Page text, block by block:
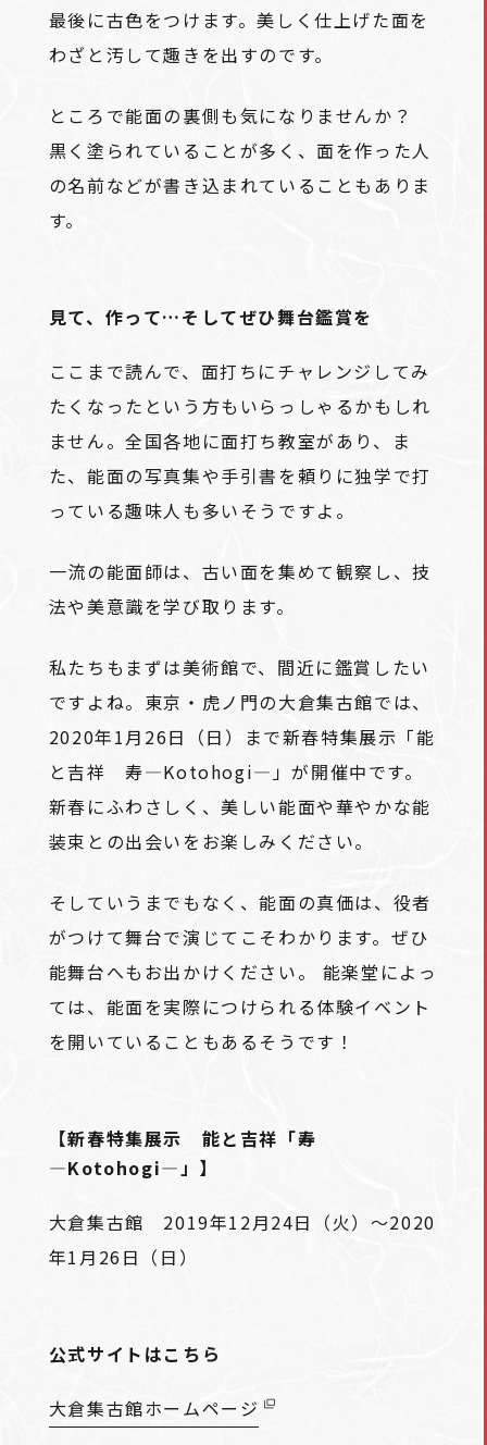
最後に古色をつけます。美しく仕上げた面を
わざと汚して趣きを出すのです。
ところで能面の裏側も気になりませんか？
黒く塗られていることが多く、面を作った人
の名前などが書き込まれていることもありま
す。
見て、作って…そしてぜひ舞台鑑賞を
ここまで読んで、面打ちにチャレンジしてみ
たくなったという方もいらっしゃるかもしれ
ません。全国各地に面打ち教室があり、ま
た、能面の写真集や手引書を頼りに独学で打
っている趣味人も多いそうですよ。
一流の能面師は、古い面を集めて観察し、技
法や美意識を学び取ります。
私たちもまずは美術館で、間近に鑑賞したい
ですよね。東京・虎ノ門の大倉集古館では、
2020年1月26日（日）まで新春特集展示「能
と吉祥 寿―Kotohogi―」が開催中です。
新春にふわさしく、美しい能面や華やかな能
装束との出会いをお楽しみください。
そしていうまでもなく、能面の真価は、役者
がつけて舞台で演じてこそわかります。ぜひ
能舞台へもお出かけください。 能楽堂によっ
ては、能面を実際につけられる体験イベント
を開いていることもあるそうです！
【新春特集展示 能と吉祥「寿
―Kotohogi―」】
大倉集古館 2019年12月24日（火）～2020
年1月26日（日）
公式サイトはこちら
大倉集古館ホームページ